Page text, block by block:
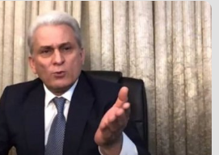
etməsinin hər iki ölkənin, o cümlədən regionun
və təhlükəsizliyinə töhfə verdiyini bildirib.
maraq doğuran digər məsələlər ətrafında
mübadiləsi aparılıb.
üçün xidmət mərkəzi açılacaq.
Müdafiə Nazirliyi və Türkiyənin “Baykar Makina”
şirkəti arasında saziş imzalanıb.
pilotsuz uçan aparatlarının təmiri və texniki
mərkəzin tikintisi nəzərdə tutulub.
yaradılması Ukraynanın müdafiə qabiliyyətinin
töhfə olacaq və qələbəmizi
Müdafiə Nazirliyinin dövlət katibi
Vaşçenko bildirib.